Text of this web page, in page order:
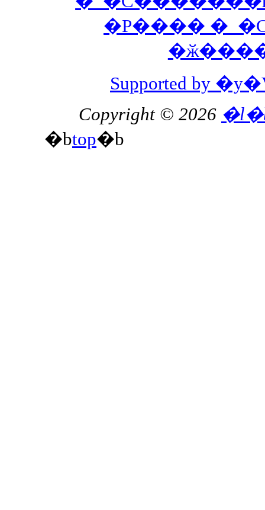
�P����
Supported by
Copyright © 2026
�btop�b